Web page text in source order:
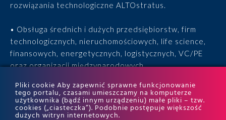
rozwiązania technologiczne ALTOstratus.
• Obsługa średnich i dużych przedsiębiorstw, firm
technologicznych, nieruchomościowych, life science,
finansowych, energetycznych, logistycznych, VC/PE
oraz organizacji międzynarodowych.
• 15 lat doświadczenia, 170 ekspertów, tysiące
zrealizowanych projektów i wyróżnienia w rankingach
ITR World Tax i ITR World TP.
Pliki cookie Aby zapewnić sprawne funkcjonowanie
tego portalu, czasami umieszczamy na komputerze
użytkownika (bądź innym urządzeniu) małe pliki – tzw.
cookies („ciasteczka”). Podobnie postępuje większość
dużych witryn internetowych.